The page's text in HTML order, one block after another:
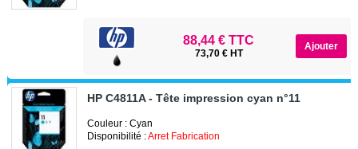
88,44 € TTC
73,70 € HT
HP C4811A - Tête impression cyan n°11
Couleur : Cyan
Disponibilité :Arret Fabrication